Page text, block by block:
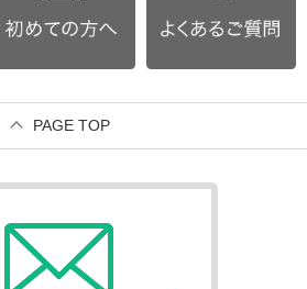
PAGE TOP